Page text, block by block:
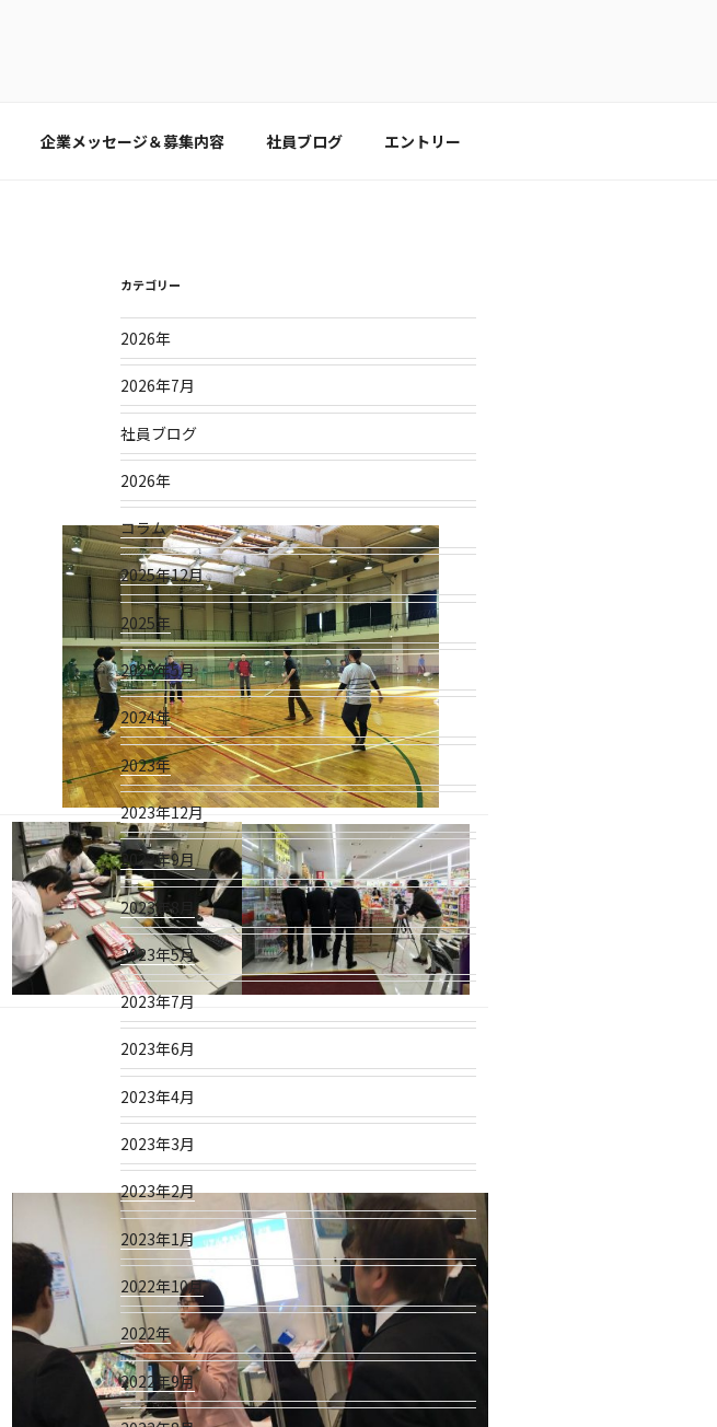
企業メッセージ＆募集内容 社員ブログ エントリー
カテゴリー
2026年
2026年7月
社員ブログ
2026年
コラム
2025年12月
2025年
2025年5月
2024年
2023年
2023年12月
2023年9月
2023年8月
2023年5月
2023年7月
2023年6月
2023年4月
2023年3月
2023年2月
2023年1月
2022年10月
2022年
2022年9月